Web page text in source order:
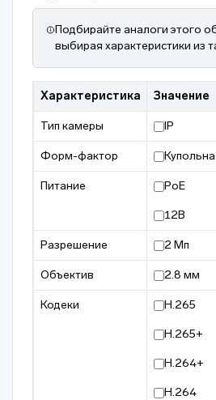
Подбирайте аналоги этого
выбирая характеристики из
Характеристика Значение
Тип камеры IP
Форм-фактор
Питание PoE
12В
Разрешение 2 Мп
Объектив 2.8 мм
Кодеки H.265
H.265+
H.264+
H.264